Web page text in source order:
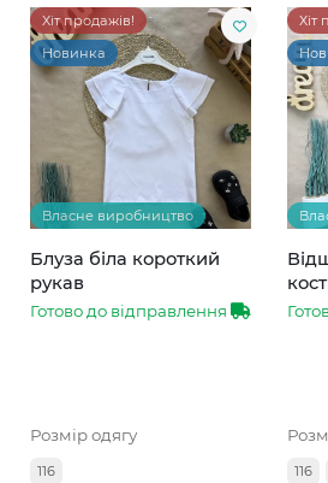
Хіт продажів!
Новинка
Власне виробництво
Блуза біла короткий
рукав
Готово до відправлення
Розмір одягу
116
Хіт
116